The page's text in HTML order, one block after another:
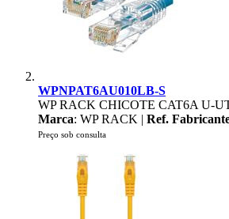
WPNPAT6AU010LB-S
WP RACK CHICOTE CAT6A U-
Marca: WP RACK | Ref.
Preço sob consulta